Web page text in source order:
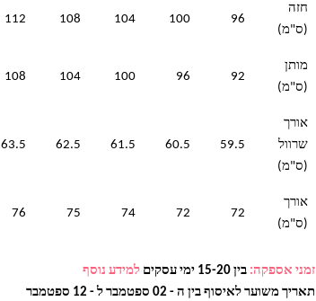
חזה
(ס"מ)
96
100
104
108
112
מותן
(ס"מ)
92
96
100
104
108
אורך
שרוול
(ס"מ)
59.5
60.5
61.5
62.5
63.5
אורך
(ס"מ)
72
72
74
75
76
זמני אספקה: בין 15-20 ימי עסקים
למידע נוסף
תאריך משוער לאיסוף בין ה - 02 ספטמבר ל - 12 ספטמבר